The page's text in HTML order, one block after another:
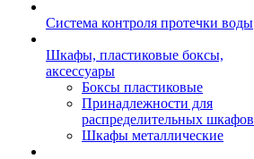
Система контроля протечки воды
Шкафы, пластиковые боксы,
аксессуары
Боксы пластиковые
Принадлежности для
распределительных шкафов
Шкафы металлические